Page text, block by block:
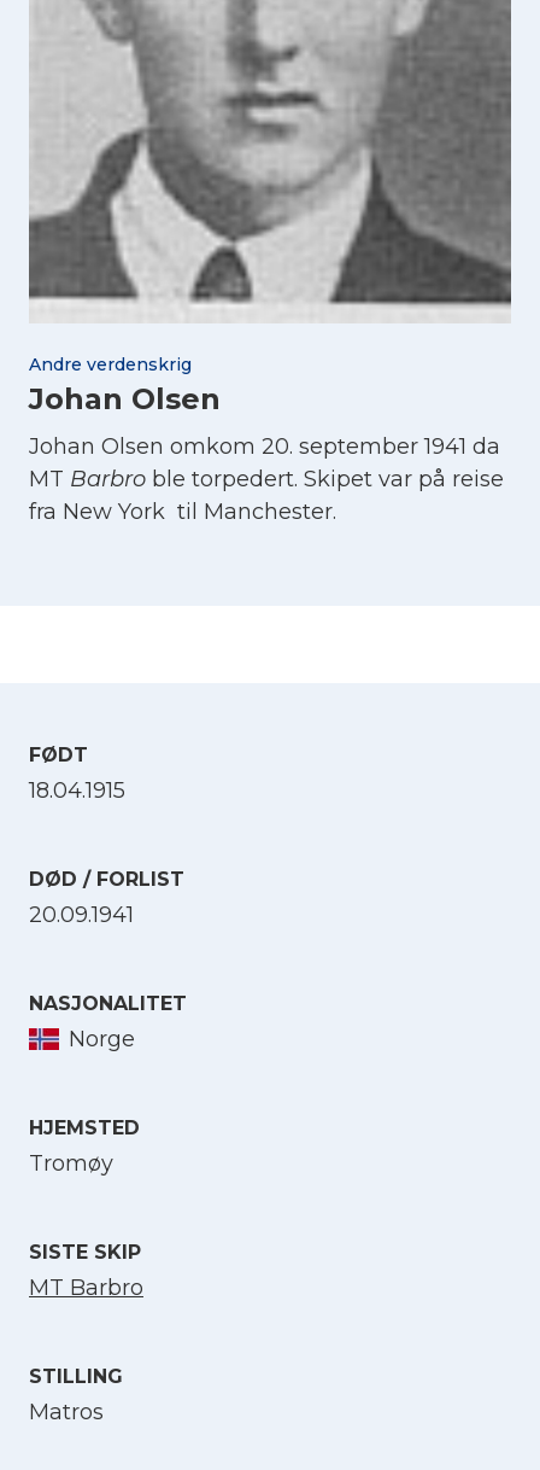
Andre verdenskrig
Johan Olsen
Johan Olsen omkom 20. september 1941 da
MT Barbro ble torpedert. Skipet var på reise
fra New York til Manchester.
FØDT
18.04.1915
DØD / FORLIST
20.09.1941
NASJONALITET
Norge
HJEMSTED
Tromøy
SISTE SKIP
MT Barbro
STILLING
Matros
Velg språk
Norsk bokmål